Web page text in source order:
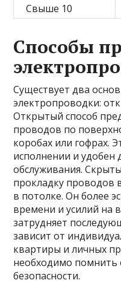
Свыше 10
Способы
Существует два
электропроводки:
Открытый способ
проводов по
коробах или гофрах.
исполнении и удобен
обслуживания.
прокладку проводов
в потолке. Он более
времени и усилий на
затрудняет
зависит от
квартиры и личных
необходимо помнить
безопасности.